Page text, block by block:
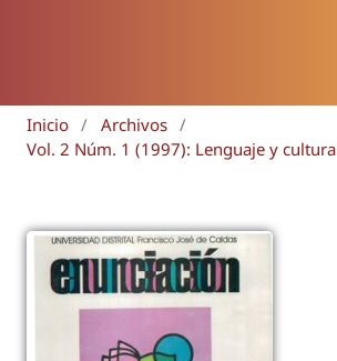
Inicio / Archivos /
Vol. 2 Núm. 1 (1997): Lenguaje y cultura